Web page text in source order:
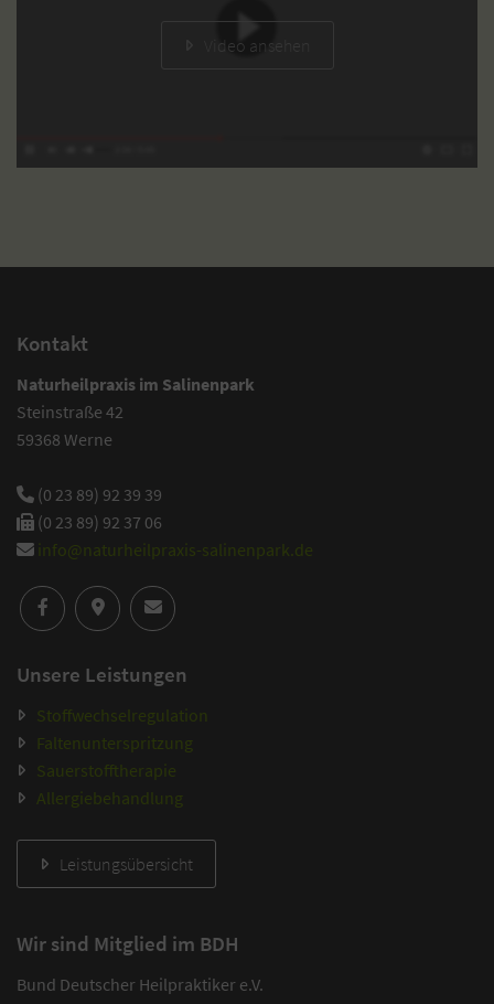
Video ansehen
Kontakt
Naturheilpraxis im Salinenpark
Steinstraße 42
59368 Werne
(0 23 89) 92 39 39
(0 23 89) 92 37 06
info@naturheilpraxis-salinenpark.de
Unsere Leistungen
Stoffwechselregulation
Faltenunterspritzung
Sauerstofftherapie
Allergiebehandlung
Leistungsübersicht
Wir sind Mitglied im BDH
Bund Deutscher Heilpraktiker e.V.